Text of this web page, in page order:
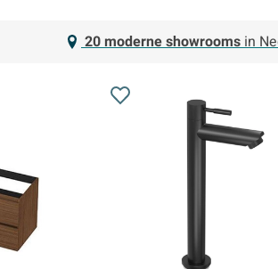
20 moderne showroomsin